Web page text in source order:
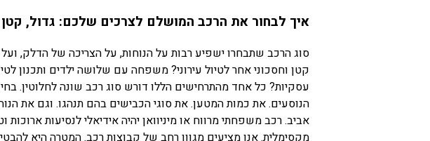
איך לבחור את הרכב המושלם לצרכים שלכם: גדול, קטן
סוג הרכב שתבחרו ישפיע רבות על הנוחות, על הצריכה של הדלק,
קטן וחסכוני אחר לטיול עירוני? משפחה עם שלושה ילדים ותכנון
עסקיות? כל אחד מהתרחישים הללו דורש סוג רכב שונה
הנוסעים. את כמות המטען. את סוגי הכבישים בהם תנהגו. וגם את
אביב. רכב משפחתי מרווח או מיניוואן יהיה אידיאלי לנסיעות ארוכות
מקסימלית. אנו מציעים מגוון רחב של קבוצות רכב. המטרה היא